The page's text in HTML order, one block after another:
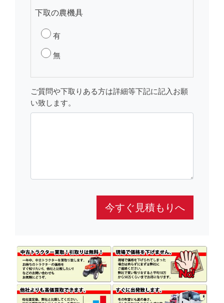
下取の農機具
有
無
ご質問や下取りある方は詳細等下記に記入お願
い致します。
今すぐ見積もりへ